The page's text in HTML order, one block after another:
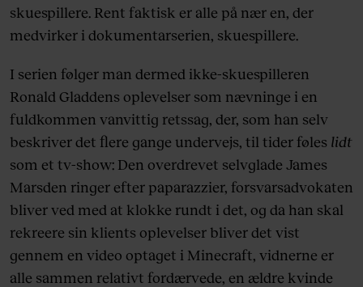
skuespillere. Rent faktisk er alle på nær en, der
medvirker i dokumentarserien, skuespillere.
I serien følger man dermed ikke-skuespilleren
Ronald Gladdens oplevelser som nævninge i en
fuldkommen vanvittig retssag, der, som han selv
beskriver det flere gange undervejs, til tider føles lidt
som et tv-show: Den overdrevet selvglade James
Marsden ringer efter paparazzier, forsvarsadvokaten
bliver ved med at klokke rundt i det, og da han skal
rekreere sin klients oplevelser bliver det vist
gennem en video optaget i Minecraft, vidnerne er
alle sammen relativt fordærvede, en ældre kvinde